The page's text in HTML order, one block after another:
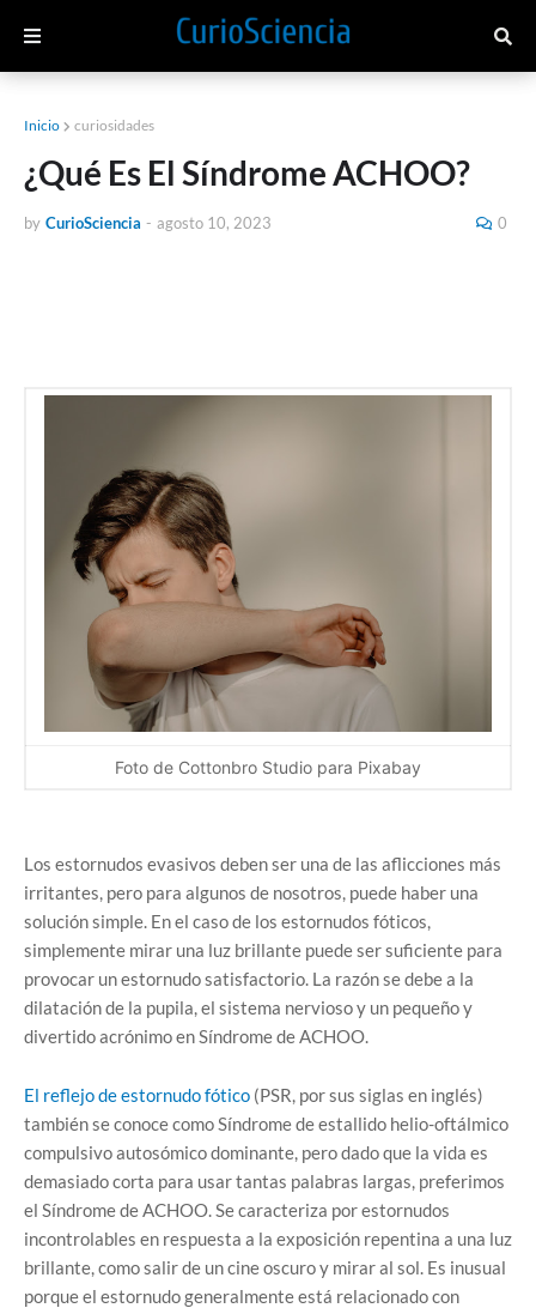
Inicio curiosidades
¿Qué Es El Síndrome ACHOO?
by CurioSciencia - agosto 10, 2023 0
Foto de Cottonbro Studio para Pixabay
Los estornudos evasivos deben ser una de las aflicciones más
irritantes, pero para algunos de nosotros, puede haber una
solución simple. En el caso de los estornudos fóticos,
simplemente mirar una luz brillante puede ser suficiente para
provocar un estornudo satisfactorio. La razón se debe a la
dilatación de la pupila, el sistema nervioso y un pequeño y
divertido acrónimo en Síndrome de ACHOO.
El reflejo de estornudo fótico (PSR, por sus siglas en inglés)
también se conoce como Síndrome de estallido helio-oftálmico
compulsivo autosómico dominante, pero dado que la vida es
demasiado corta para usar tantas palabras largas, preferimos
el Síndrome de ACHOO. Se caracteriza por estornudos
incontrolables en respuesta a la exposición repentina a una luz
brillante, como salir de un cine oscuro y mirar al sol. Es inusual
porque el estornudo generalmente está relacionado con